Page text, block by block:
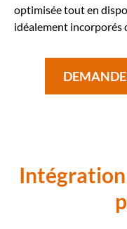
optimisée tout en
idéalement incorporés